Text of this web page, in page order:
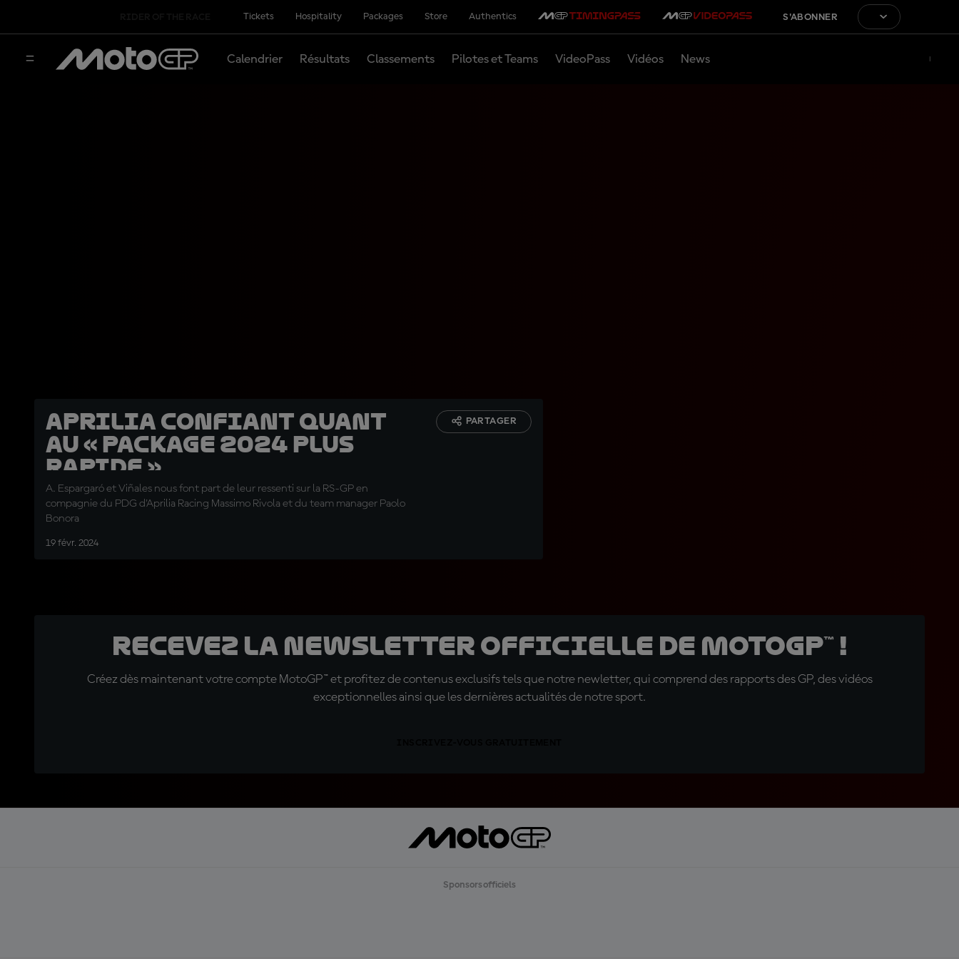
Tickets Hospitality Packages Store Authentics S'ABONNER
Calendrier Résultats Classements Pilotes et Teams VideoPass Vidéos News
Aprilia confiant quant
au « package 2024 plus
rapide »
A. Espargaró et Viñales nous font part de leur ressenti sur la RS-GP en
compagnie du PDG d'Aprilia Racing Massimo Rivola et du team manager Paolo
Bonora
19 févr. 2024
PARTAGER
Recevez la Newsletter officielle de MotoGP™ !
Créez dès maintenant votre compte MotoGP™ et profitez de contenus exclusifs tels que notre newletter, qui comprend des rapports des GP, des vidéos
exceptionnelles ainsi que les dernières actualités de notre sport.
Sponsors officiels